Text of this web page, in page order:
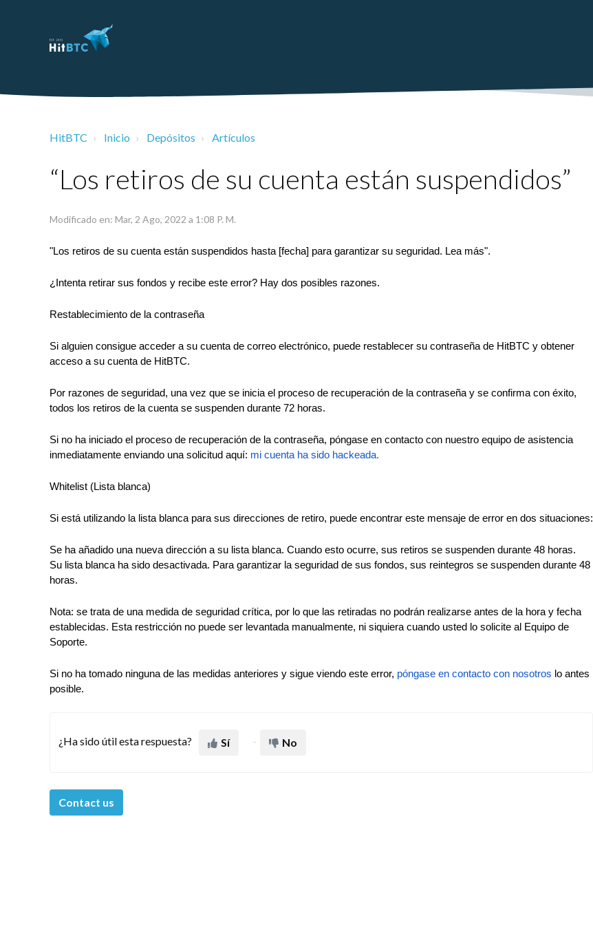
HitBTC Inicio Depósitos Artículos
“Los retiros de su cuenta están suspendidos”
Modificado en: Mar, 2 Ago, 2022 a 1:08 P. M.
"Los retiros de su cuenta están suspendidos hasta [fecha] para garantizar su seguridad. Lea más".
¿Intenta retirar sus fondos y recibe este error? Hay dos posibles razones.
Restablecimiento de la contraseña
Si alguien consigue acceder a su cuenta de correo electrónico, puede restablecer su contraseña de HitBTC y obtener
acceso a su cuenta de HitBTC.
Por razones de seguridad, una vez que se inicia el proceso de recuperación de la contraseña y se confirma con éxito,
todos los retiros de la cuenta se suspenden durante 72 horas.
Si no ha iniciado el proceso de recuperación de la contraseña, póngase en contacto con nuestro equipo de asistencia
inmediatamente enviando una solicitud aquí: mi cuenta ha sido hackeada.
Whitelist (Lista blanca)
Si está utilizando la lista blanca para sus direcciones de retiro, puede encontrar este mensaje de error en dos situaciones:
Se ha añadido una nueva dirección a su lista blanca. Cuando esto ocurre, sus retiros se suspenden durante 48 horas.
Su lista blanca ha sido desactivada. Para garantizar la seguridad de sus fondos, sus reintegros se suspenden durante 48
horas.
Nota: se trata de una medida de seguridad crítica, por lo que las retiradas no podrán realizarse antes de la hora y fecha
establecidas. Esta restricción no puede ser levantada manualmente, ni siquiera cuando usted lo solicite al Equipo de
Soporte.
Si no ha tomado ninguna de las medidas anteriores y sigue viendo este error, póngase en contacto con nosotros lo antes
posible.
¿Ha sido útil esta respuesta? Sí No
Contact us